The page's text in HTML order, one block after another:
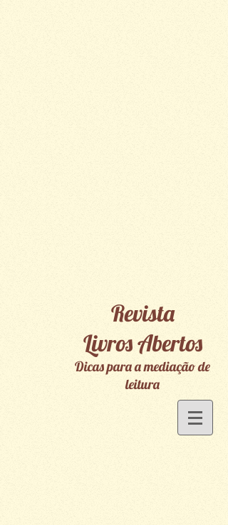
Revista
Livros Abertos
Dicas para a mediação de
leitura